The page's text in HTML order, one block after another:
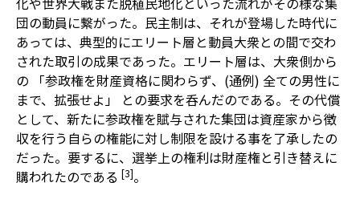
団の動員に繋がった。民主制は、それが登場した時代に
あっては、典型的にエリート層と動員大衆との間で交わ
された取引の成果であった。エリート層は、大衆側から
の 「参政権を財産資格に関わらず、(通例) 全ての男性に
まで、拡張せよ」 との要求を呑んだのである。その代償
として、新たに参政権を賦与された集団は資産家から徴
収を行う自らの権能に対し制限を設ける事を了承したの
だった。要するに、選挙上の権利は財産権と引き替えに
購われたのである [3]。